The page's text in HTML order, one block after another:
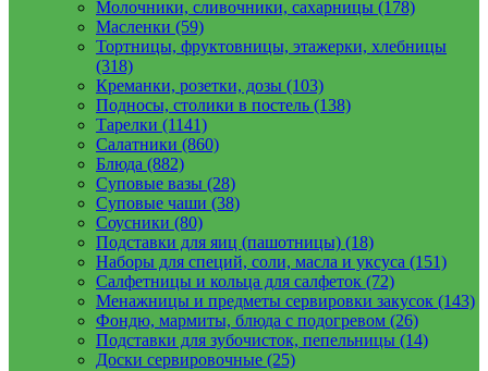
Молочники, сливочники, сахарницы (178)
Масленки (59)
Тортницы, фруктовницы, этажерки, хлебницы
(318)
Креманки, розетки, дозы (103)
Подносы, столики в постель (138)
Тарелки (1141)
Салатники (860)
Блюда (882)
Суповые вазы (28)
Суповые чаши (38)
Соусники (80)
Подставки для яиц (пашотницы) (18)
Наборы для специй, соли, масла и уксуса (151)
Салфетницы и кольца для салфеток (72)
Менажницы и предметы сервировки закусок (143)
Фондю, мармиты, блюда с подогревом (26)
Подставки для зубочисток, пепельницы (14)
Доски сервировочные (25)